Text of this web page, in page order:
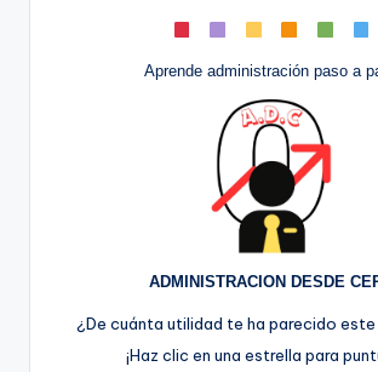
Aprende administración paso a
ADMINISTRACION DESDE
¿De cuánta utilidad te ha parecido
¡Haz clic en una estrella para